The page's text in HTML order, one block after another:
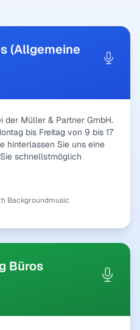
(Allgemeine
Müller & Partner GmbH.
bis Freitag von 9 bis 17
hinterlassen Sie uns eine
schnellstmöglich
Backgroundmusic
Büros